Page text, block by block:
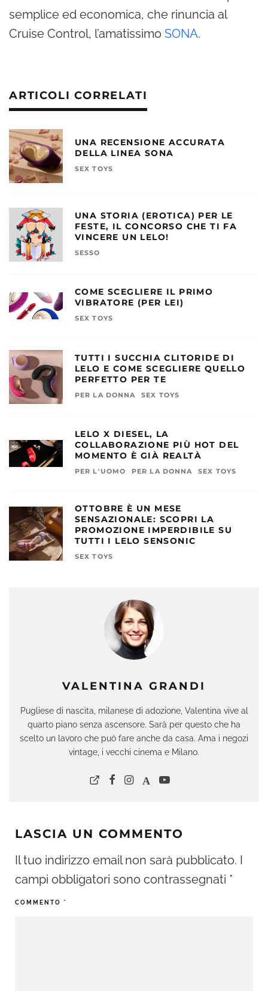
semplice ed economica, che rinuncia al
Cruise Control, l’amatissimo SONA.
VALENTINA GRANDI
Pugliese di nascita, milanese di adozione, Valentina vive al
quarto piano senza ascensore. Sarà per questo che ha
scelto un lavoro che può fare anche da casa. Ama i negozi
vintage, i vecchi cinema e Milano.
ARTICOLI CORRELATI
UNA RECENSIONE ACCURATA
DELLA LINEA SONA
SEX TOYS
UNA STORIA (EROTICA) PER LE
FESTE, IL CONCORSO CHE TI FA
VINCERE UN LELO!
SESSO
COME SCEGLIERE IL PRIMO
VIBRATORE (PER LEI)
SEX TOYS
TUTTI I SUCCHIA CLITORIDE DI
LELO E COME SCEGLIERE QUELLO
PERFETTO PER TE
PER LA DONNA SEX TOYS
LELO X DIESEL, LA
COLLABORAZIONE PIÙ HOT DEL
MOMENTO È GIÀ REALTÀ
PER L'UOMO PER LA DONNA SEX TOYS
OTTOBRE È UN MESE
SENSAZIONALE: SCOPRI LA
PROMOZIONE IMPERDIBILE SU
TUTTI I LELO SENSONIC
SEX TOYS
LASCIA UN COMMENTO
Il tuo indirizzo email non sarà pubblicato. I
campi obbligatori sono contrassegnati *
COMMENTO *